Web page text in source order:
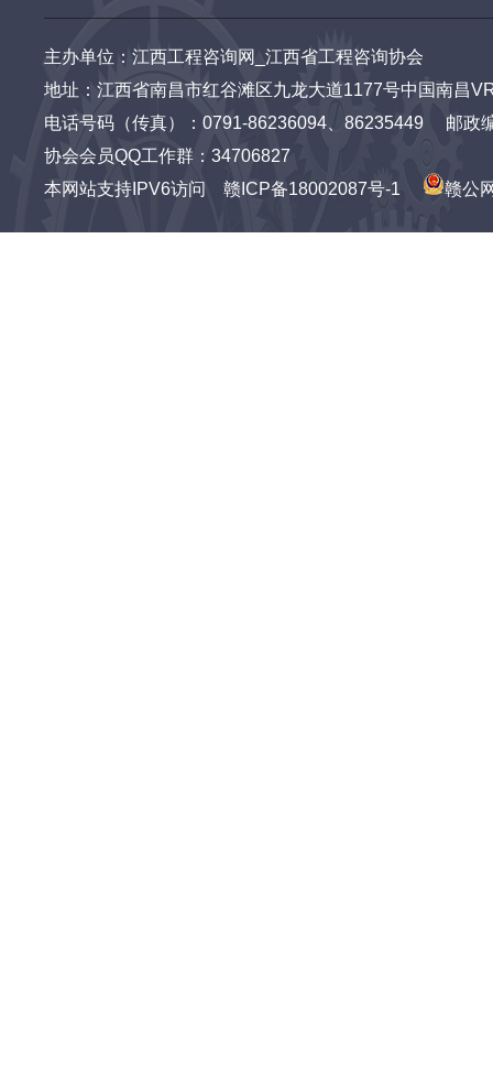
主办单位：江西工程咨询网_江西省工程咨询协会
地址：江西省南昌市红谷滩区九龙大道1177号中国南昌
电话号码（传真）：0791-86236094、86235449 邮
协会会员QQ工作群：34706827
本网站支持IPV6访问 赣ICP备18002087号-1 赣公